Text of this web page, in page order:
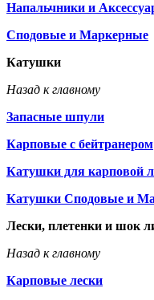
Напальчники и
Сподовые и Маркерные
Катушки
Назад к главному
Запасные шпули
Карповые с бейтранером
Катушки для карповой
Катушки Сподовые и
Лески, плетенки и шок
Назад к главному
Карповые лески